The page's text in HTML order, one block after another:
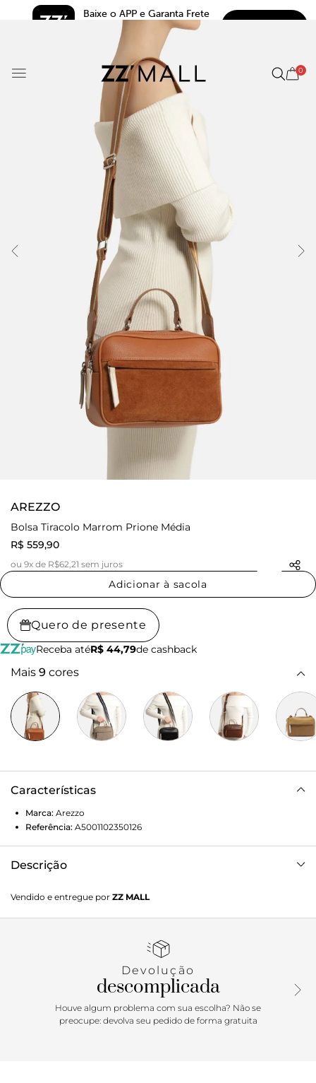
Baixe o APP e Garanta Frete
5.0
0
AREZZO
Bolsa Tiracolo Marrom Prione Média
R$ 559,90
ou 9x de R$62,21 sem juros
Adicionar à sacola
Quero de presente
Receba atéR$ 44,79de cashback
Mais 9 cores
Características
Marca: Arezzo
Referência: A5001102350126
Descrição
acessório tem formato quadrado e estruturado. Traz alça
em tira larga de gorgorão marrom e branca, regulável e
superiores com fecho em zíper e puxadores brancos. Com
Vendido e entregue por ZZ MALL
Devolução
descomplicada
Houve algum problema com sua escolha? Não se
preocupe: devolva seu pedido de forma gratuita